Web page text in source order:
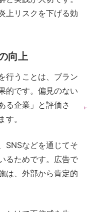
上リスクを下げる効
向上
行うことは、ブラン
的です。偏見のない
る企業」と評価さ
。
SNSなどを通じてそ
るためです。広告で
は、外部から肯定的